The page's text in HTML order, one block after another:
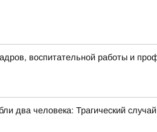
воспитательной работы и
два человека: Трагический